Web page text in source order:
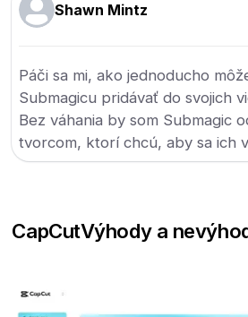
Shawn Mintz
Páči sa mi, ako jednoducho
Submagicu pridávať do svojich
Bez váhania by som Submagic
tvorcom, ktorí chcú, aby sa ich
CapCutVýhody a